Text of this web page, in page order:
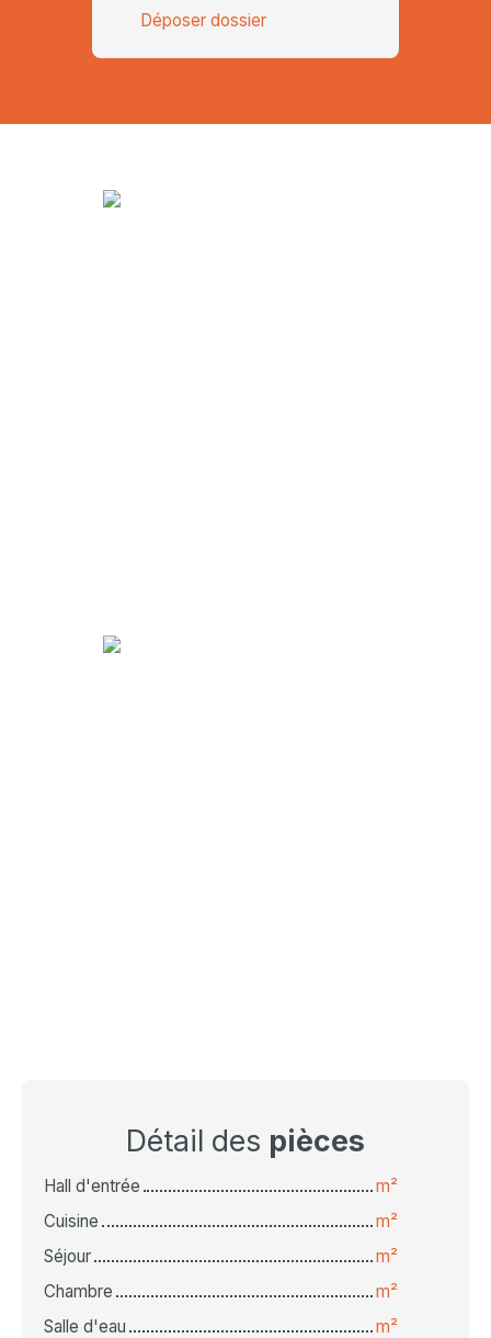
Déposer dossier
Détail des pièces
Hall d'entrée
m²
Cuisine
m²
Séjour
m²
Chambre
m²
Salle d'eau
m²